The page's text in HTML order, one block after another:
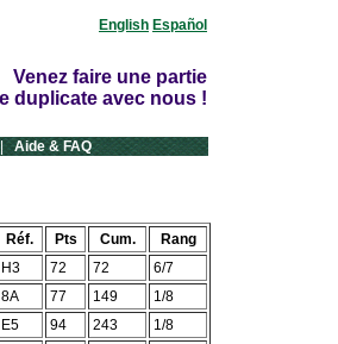
English Español
Venez faire une partie
duplicate avec nous !
Aide & FAQ
Réf. Pts Cum.
Rang
H3 72 72
6/7
8A 77 149
1/8
E5 94 243
1/8